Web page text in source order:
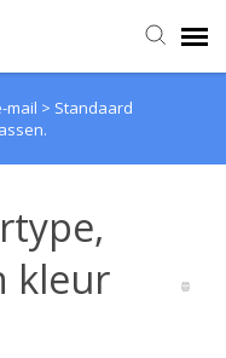
mail > Standaard
kleur